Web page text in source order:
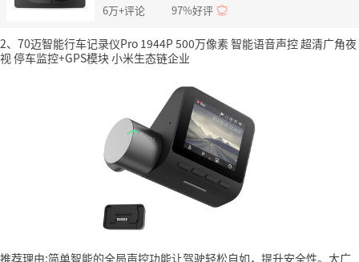
6万+评论 97%好评
2、70迈智能行车记录仪Pro 1944P 500万像素 智能语音声控 超清广角夜
视 停车监控+GPS模块 小米生态链企业
推荐理由:简单智能的全局声控功能让驾驶轻松自如，提升安全性。大广